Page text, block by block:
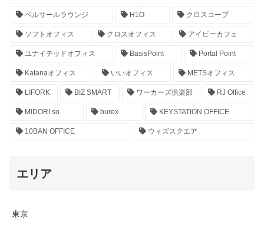
ベルサールラウンジ H1O クロスコープ
ソフトオフィス クロスオフィス アイビーカフェ
ユナイテッドオフィス BasisPoint Portal Point
Katanaオフィス いいオフィス METSオフィス
LIFORK BIZ SMART ワーカーズ倶楽部 RJ Office
MIDORI.so burex KEYSTATION OFFICE
10BAN OFFICE ウィズスクエア
エリア
東京